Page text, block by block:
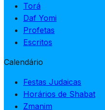
Torá
Daf Yomi
Profetas
Escritos
Calendário
Festas Judaicas
Horários de Shabat
Zmanim